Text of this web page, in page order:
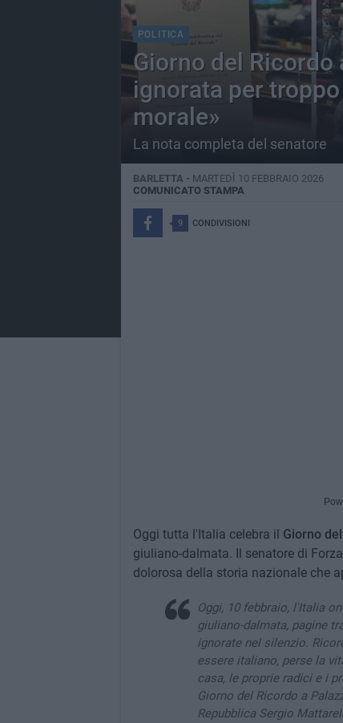
POLITICA
Giorno del Ricordo
ignorata per
morale»
La nota completa del senatore
BARLETTA - MARTEDÌ 10 FEBBRAIO 2026
COMUNICATO STAMPA
9 CONDIVISIONI
Oggi tutta l'Italia celebra il Giorno
giuliano-dalmata. Il senatore di
dolorosa della storia nazionale che
Oggi, 10 febbraio, l'Italia
giuliano-dalmata, pagine
ignorate nel silenzio.
essere italiano, perse la
casa, le proprie radici e i
Giorno del Ricordo a
Repubblica Sergio